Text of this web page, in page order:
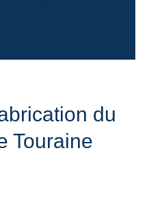
du
Touraine